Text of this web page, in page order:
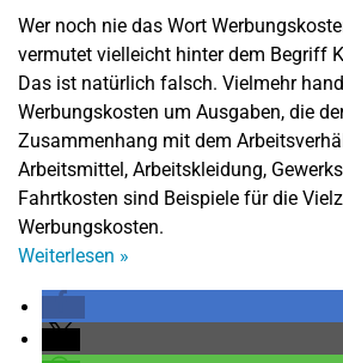
Wer noch nie das Wort
vermutet vielleicht hinter dem Begriff
Das ist natürlich falsch. Vielmehr
Werbungskosten um Ausgaben, die
Zusammenhang mit dem
Arbeitsmittel, Arbeitskleidung,
Fahrtkosten sind Beispiele für die
Werbungskosten.
Weiterlesen »